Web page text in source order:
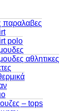
παραλαβες
polo
αθλητικες
– tops